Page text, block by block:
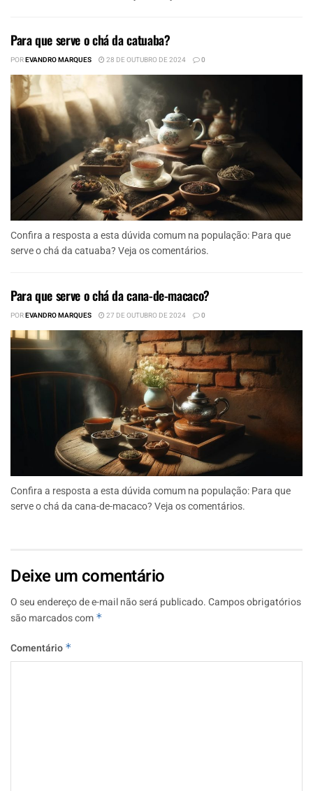
Para que serve o chá da catuaba?
POREVANDRO MARQUES 28 DE OUTUBRO DE 2024 0
Confira a resposta a esta dúvida comum na população: Para que
serve o chá da catuaba? Veja os comentários.
Para que serve o chá da cana-de-macaco?
POREVANDRO MARQUES 27 DE OUTUBRO DE 2024 0
Confira a resposta a esta dúvida comum na população: Para que
serve o chá da cana-de-macaco? Veja os comentários.
Deixe um comentário
O seu endereço de e-mail não será publicado.Campos obrigatórios
são marcados com *
Comentário *